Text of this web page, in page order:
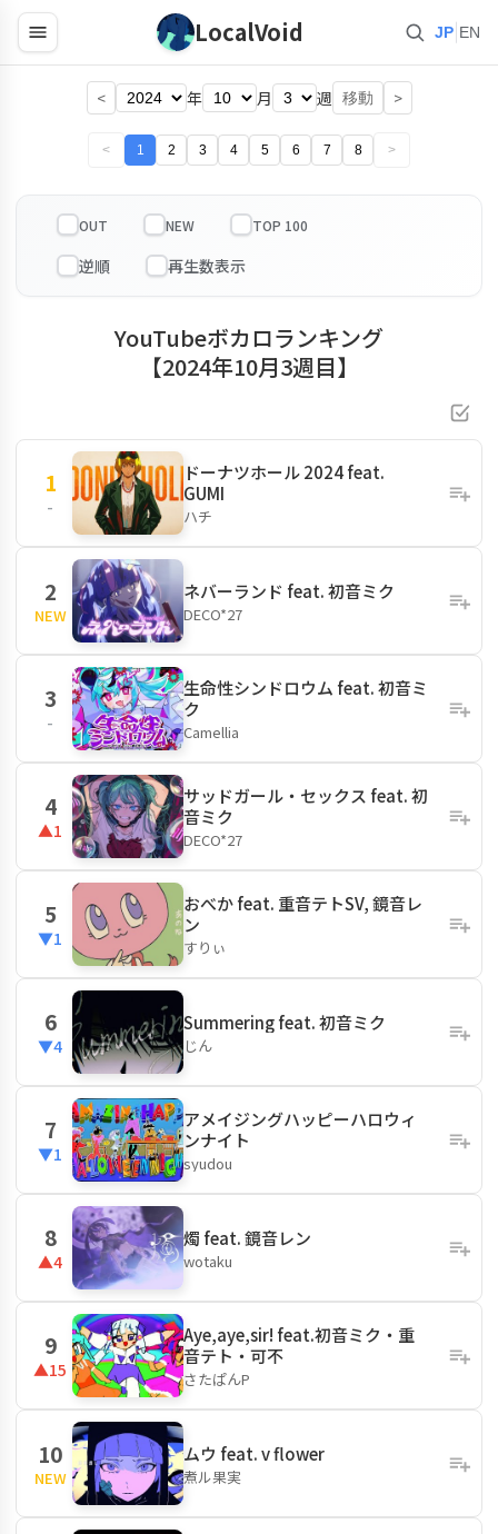
LocalVoid JP EN
< 年 月 週 移動 >
< 1 2 3 4 5 6 7 8 >
OUT NEW TOP 100
YouTubeボカロランキング
【2024年10月3週目】
1
-
ドーナツホール 2024 feat.
GUMI
ハチ
2
NEW
ネバーランド feat. 初音ミク
DECO*27
3
-
生命性シンドロウム feat. 初音ミ
ク
Camellia
4
▲1
サッドガール・セックス feat. 初
音ミク
DECO*27
5
▼1
おべか feat. 重音テトSV, 鏡音レ
ン
すりぃ
6
▼4
Summering feat. 初音ミク
じん
7
▼1
アメイジングハッピーハロウィ
ンナイト
syudou
8
▲4
燭 feat. 鏡音レン
wotaku
9
▲15
Aye,aye,sir! feat.初音ミク・重
音テト・可不
さたぱんP
10
NEW
ムウ feat. v flower
煮ル果実